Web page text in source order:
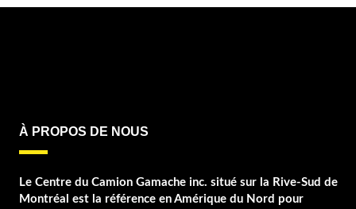
À PROPOS DE NOUS
Le Centre du Camion Gamache inc. situé sur la Rive-Sud de
Montréal est la référence en Amérique du Nord pour